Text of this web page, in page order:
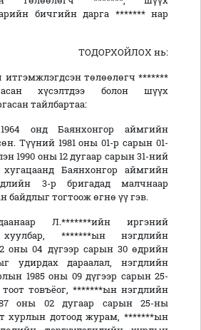
бичгийн дарга ******* нар
ТОДОРХОЙЛОХ нь:
итгэмжлэгдсэн төлөөлөгч *******
хүсэлтдээ болон шүүх
тайлбартаа:
онд Баянхонгор аймгийн
Түүний 1981 оны 01-р сарын 01-
1990 оны 12 дугаар сарын 31-ний
Баянхонгор аймгийн
3-р бригадад малчнаар
байдлыг тогтоож өгнө үү гэв.
Л.*******ийн иргэний
*******ын нэгдлийн
оны 04 дүгээр сарын 30 өдрийн
удирдах дараалал, нэгдлийн
1985 оны 09 дүгээр сарын 25-
товъёог, *******ын нэгдлийн
оны 02 дугаар сарын 25-ны
хурлын дотоод журам, *******ын